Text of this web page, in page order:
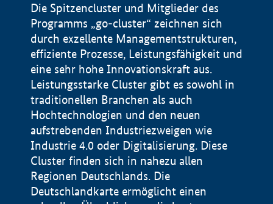
Die Spitzencluster und Mitglieder des
Programms „go-cluster“ zeichnen sich
durch exzellente Managementstrukturen,
effiziente Prozesse, Leistungsfähigkeit und
eine sehr hohe Innovationskraft aus.
Leistungsstarke Cluster gibt es sowohl in
traditionellen Branchen als auch
Hochtechnologien und den neuen
aufstrebenden Industriezweigen wie
Industrie 4.0 oder Digitalisierung. Diese
Cluster finden sich in nahezu allen
Regionen Deutschlands. Die
Deutschlandkarte ermöglicht einen